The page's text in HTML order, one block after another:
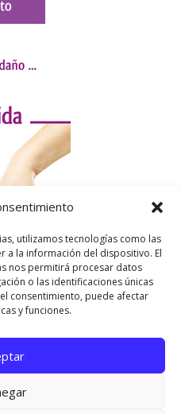
utilizamos tecnologías como las
a la información del dispositivo. El
nos permitirá procesar datos
o las identificaciones únicas
consentimiento, puede afectar
y funciones.
la mejor experiencia en
cookies utilizamos o